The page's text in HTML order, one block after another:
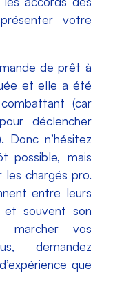
votre
de prêt à
et elle a été
(car
déclencher
Donc n’hésitez
possible, mais
les chargés pro.
entre leurs
souvent son
marcher vos
demandez
que